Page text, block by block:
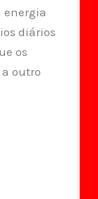
energia
diários
os
outro